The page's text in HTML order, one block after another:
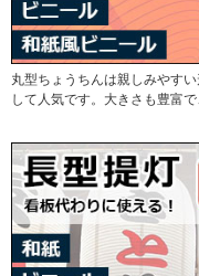
丸型ちょうちんは親しみやす
して人気です。大きさも豊富